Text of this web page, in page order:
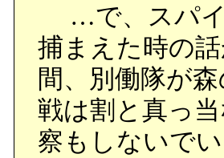
…で、スパイ
捕まえた時の
間、別働隊が
戦は割と真っ
察もしないで